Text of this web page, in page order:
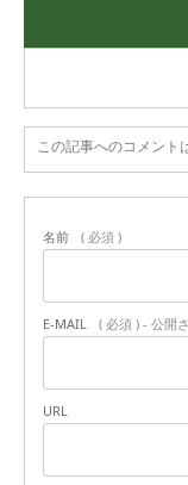
この記事へのコメント
名前 ( 必須 )
E-MAIL ( 必須 ) - 公開
URL